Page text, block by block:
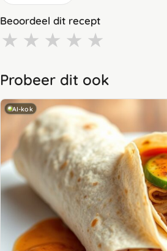
Beoordeel dit recept
★ ★ ★ ★ ★
Probeer dit ook
AI-kok